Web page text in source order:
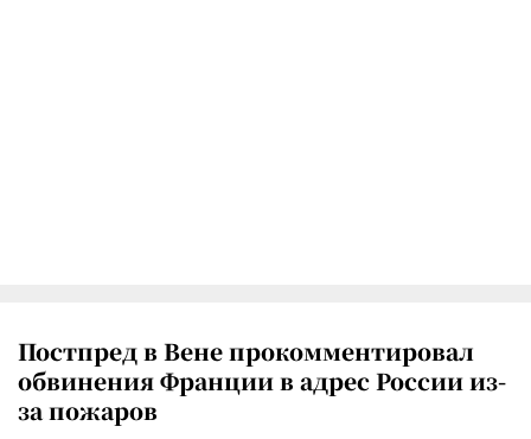
Постпред в Вене прокомментировал
обвинения Франции в адрес России из-
за пожаров